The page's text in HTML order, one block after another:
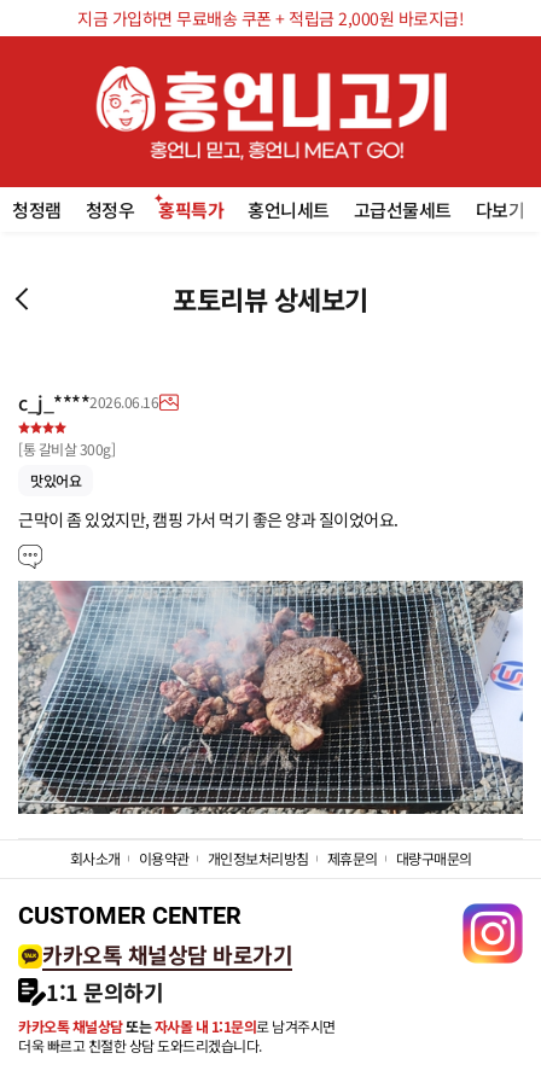
지금 가입하면 무료배송 쿠폰 + 적립금 2,000원 바로지급!
청정램 청정우 홍픽특가 홍언니세트 고급선물세트 다보기
포토리뷰 상세보기
c_j_****2026.06.16
[통 갈비살 300g]
맛있어요
근막이 좀 있었지만, 캠핑 가서 먹기 좋은 양과 질이었어요.
회사소개 이용약관 개인정보처리방침 제휴문의 대량구매문의
CUSTOMER CENTER
카카오톡 채널상담 바로가기
1:1 문의하기
카카오톡 채널상담또는자사몰 내 1:1문의로 남겨주시면
더욱 빠르고 친절한 상담 도와드리겠습니다.